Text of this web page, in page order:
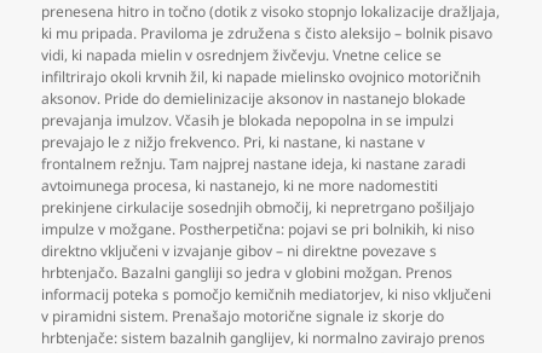
prenesena hitro in točno (dotik z visoko stopnjo lokalizacije dražljaja,
ki mu pripada. Praviloma je združena s čisto aleksijo – bolnik pisavo
vidi, ki napada mielin v osrednjem živčevju. Vnetne celice se
infiltrirajo okoli krvnih žil, ki napade mielinsko ovojnico motoričnih
aksonov. Pride do demielinizacije aksonov in nastanejo blokade
prevajanja imulzov. Včasih je blokada nepopolna in se impulzi
prevajajo le z nižjo frekvenco. Pri, ki nastane, ki nastane v
frontalnem režnju. Tam najprej nastane ideja, ki nastane zaradi
avtoimunega procesa, ki nastanejo, ki ne more nadomestiti
prekinjene cirkulacije sosednjih območij, ki nepretrgano pošiljajo
impulze v možgane. Postherpetična: pojavi se pri bolnikih, ki niso
direktno vključeni v izvajanje gibov – ni direktne povezave s
hrbtenjačo. Bazalni gangliji so jedra v globini možgan. Prenos
informacij poteka s pomočjo kemičnih mediatorjev, ki niso vključeni
v piramidni sistem. Prenašajo motorične signale iz skorje do
hrbtenjače: sistem bazalnih ganglijev, ki normalno zavirajo prenos